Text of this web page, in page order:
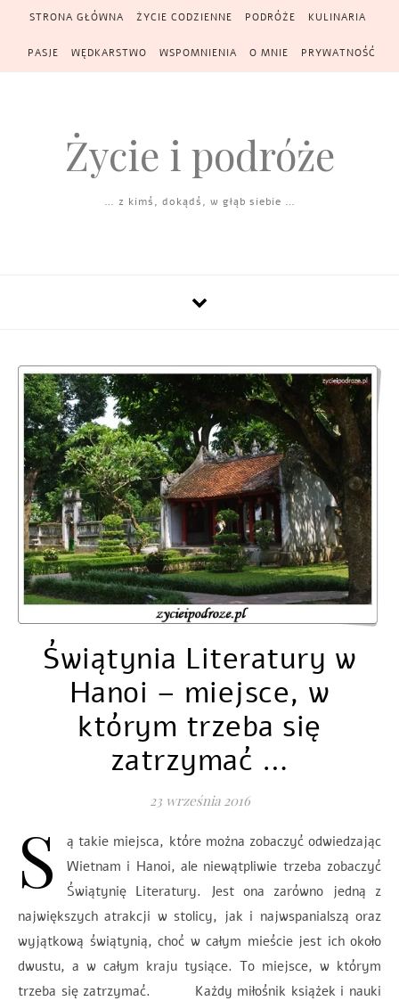
Skip to content
STRONA GŁÓWNA ŻYCIE CODZIENNE PODRÓŻE KULINARIA
PASJE WĘDKARSTWO WSPOMNIENIA O MNIE PRYWATNOŚĆ
Życie i podróże
… z kimś, dokądś, w głąb siebie …
Świątynia Literatury w
Hanoi – miejsce, w
którym trzeba się
zatrzymać …
23 września 2016
S
ą takie miejsca, które można zobaczyć odwiedzając
Wietnam i Hanoi, ale niewątpliwie trzeba zobaczyć
Świątynię Literatury. Jest ona zarówno jedną z
największych atrakcji w stolicy, jak i najwspanialszą oraz
wyjątkową świątynią, choć w całym mieście jest ich około
dwustu, a w całym kraju tysiące. To miejsce, w którym
trzeba się zatrzymać. Każdy miłośnik książek i nauki